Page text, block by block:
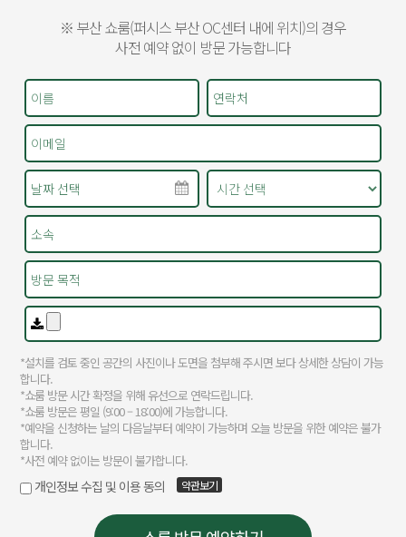
※ 부산 쇼룸(퍼시스 부산 OC센터 내에 위치)의 경우
사전 예약 없이 방문 가능합니다